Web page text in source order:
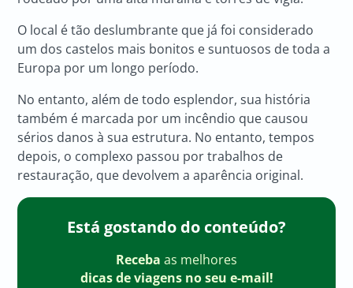
O local é tão deslumbrante que já foi considerado
um dos castelos mais bonitos e suntuosos de toda a
Europa por um longo período.
No entanto, além de todo esplendor, sua história
também é marcada por um incêndio que causou
sérios danos à sua estrutura. No entanto, tempos
depois, o complexo passou por trabalhos de
restauração, que devolvem a aparência original.
Está gostando do conteúdo?
Receba as melhores
dicas de viagens no seu e-mail!